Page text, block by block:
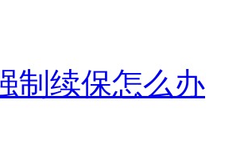
制续保怎么办